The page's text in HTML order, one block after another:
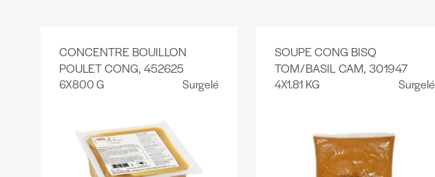
CONCENTRE BOUILLON
POULET CONG, 452625
6X800 G Surgelé
SOUPE CONG BISQ
TOM/BASIL CAM, 301947
4X1.81 KG Surgelé